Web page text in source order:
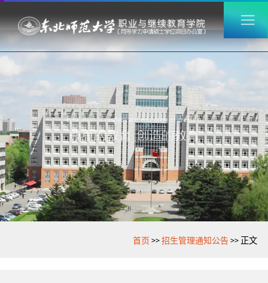
首页 >>招生管理通知公告>> 正文